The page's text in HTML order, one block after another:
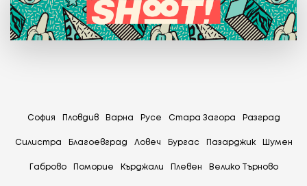
София Пловдив Варна Русе Стара Загора Разград
Силистра Благоевград Ловеч Бургас Пазарджик Шумен
Габрово Поморие Кърджали Плевен Велико Търново